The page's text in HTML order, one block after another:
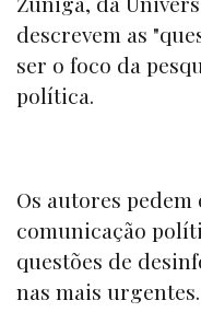
descrevem as
ser o foco da
política.
Os autores
comunicação
questões de
nas mais urgentes.